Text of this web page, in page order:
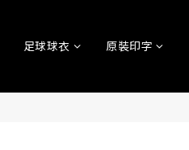
足球球衣 原裝印字